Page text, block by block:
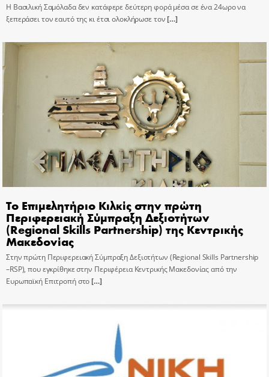
Η Βασιλική Σαμόλαδα δεν κατάφερε δεύτερη φορά μέσα σε ένα 24ωρο να
ξεπεράσει τον εαυτό της κι έτσι ολοκλήρωσε τον[…]
Το Επιμελητήριο Κιλκίς στην πρώτη
Περιφερειακή Σύμπραξη Δεξιοτήτων
(Regional Skills Partnership) της Κεντρικής
Μακεδονίας
Στην πρώτη Περιφερειακή Σύμπραξη Δεξιοτήτων (Regional Skills Partnership
–RSP), που εγκρίθηκε στην Περιφέρεια Κεντρικής Μακεδονίας από την
Ευρωπαϊκή Επιτροπή στο[…]